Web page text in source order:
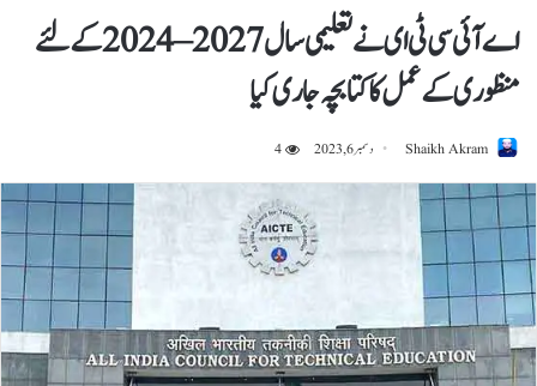
اے آئی سی ٹی ای نے تعلیمی سال 2027 – 2024 کے لئے
منظوری کے عمل کا کتابچہ جاری کیا
Shaikh Akram دسمبر 6, 2023 4